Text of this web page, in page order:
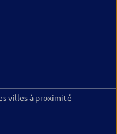
villes à proximité